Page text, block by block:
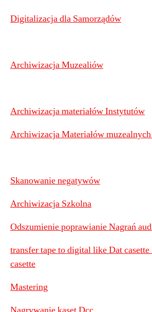
Digitalizacja dla Samorządów
Archiwizacja Muzealiów
Archiwizacja materiałów Instytutów
Archiwizacja Materiałów
Skanowanie negatywów
Archiwizacja Szkolna
Odszumienie poprawianie Nagrań
transfer tape to digital like Dat casette
casette
Mastering